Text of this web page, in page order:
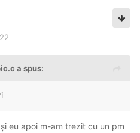
a spus:
eu apoi m-am trezit cu un pm